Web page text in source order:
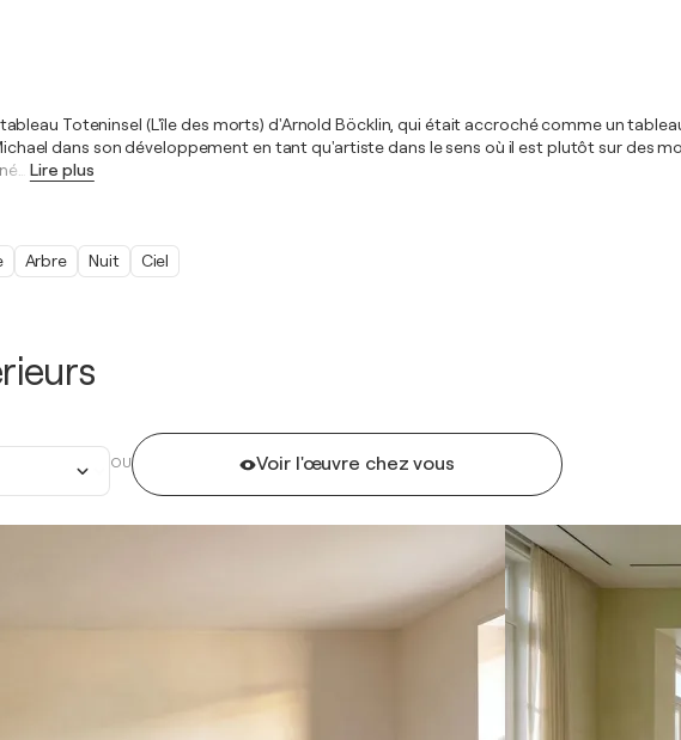
OU Voir l'œuvre chez vous
Toteninsel (L'île des morts) d'Arnold Böcklin, qui était accroché comme un
dans son développement en tant qu'artiste dans le sens où il est plutôt sur des
Lire plus
Arbre Nuit Ciel